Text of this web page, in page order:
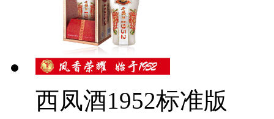
西凤酒1952标准版